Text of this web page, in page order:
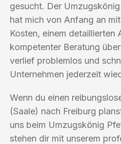
gesucht. Der
hat mich von Anfang an
Kosten, einem detaillierten
kompetenter Beratung
verlief problemlos und
Unternehmen jederzeit
Wenn du einen
(Saale) nach Freiburg
uns beim Umzugskönig
stehen dir mit unserem